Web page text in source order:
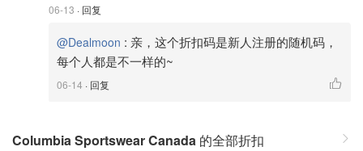
06-13 · 回复
@Dealmoon : 亲，这个折扣码是新人注册的随机码，
每个人都是不一样的~
06-14 · 回复
Columbia Sportswear Canada 的全部折扣